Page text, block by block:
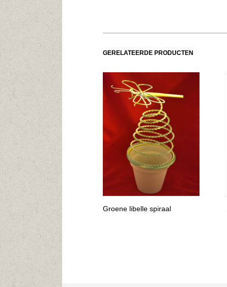
GERELATEERDE PRODUCTEN
Groene libelle spiraal